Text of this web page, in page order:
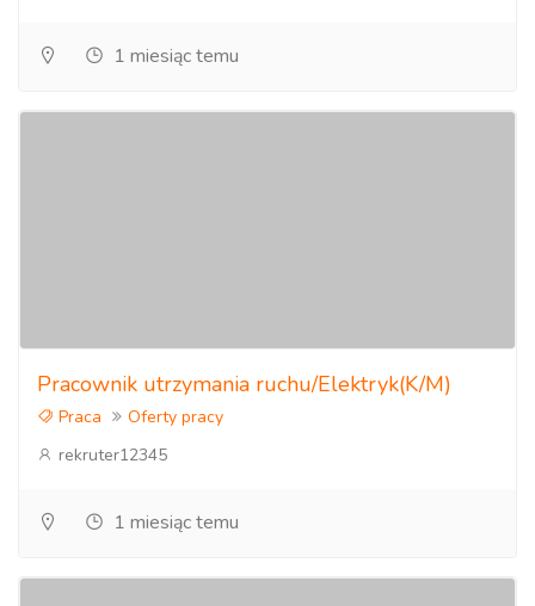
1 miesiąc temu
Pracownik utrzymania ruchu/Elektryk(K/M)
Praca
Oferty pracy
rekruter12345
1 miesiąc temu